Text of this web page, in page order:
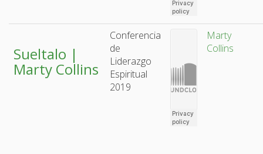
Sueltalo |
Marty Collins
Conferencia
de
Liderazgo
Espiritual
2019
Marty
Collins